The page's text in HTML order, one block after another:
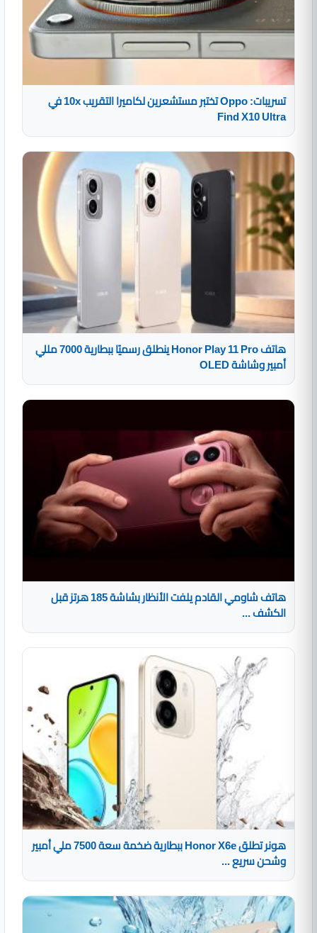
تسريبات: Oppo تختبر مستشعرين لكاميرا التقريب 10x في
Find X10 Ultra
هاتف Honor Play 11 Pro ينطلق رسميًا ببطارية 7000 مللي
أمبير وشاشة OLED
هاتف شاومي القادم يلفت الأنظار بشاشة 185 هرتز قبل
الكشف ...
هونر تطلق Honor X6e ببطارية ضخمة سعة 7500 ملي أمبير
وشحن سريع ...